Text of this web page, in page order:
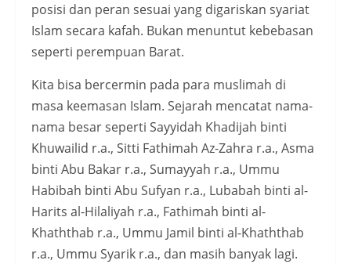
posisi dan peran sesuai yang digariskan syariat
Islam secara kafah. Bukan menuntut kebebasan
seperti perempuan Barat.
Kita bisa bercermin pada para muslimah di
masa keemasan Islam. Sejarah mencatat nama-
nama besar seperti Sayyidah Khadijah binti
Khuwailid r.a., Sitti Fathimah Az-Zahra r.a., Asma
binti Abu Bakar r.a., Sumayyah r.a., Ummu
Habibah binti Abu Sufyan r.a., Lubabah binti al-
Harits al-Hilaliyah r.a., Fathimah binti al-
Khaththab r.a., Ummu Jamil binti al-Khaththab
r.a., Ummu Syarik r.a., dan masih banyak lagi.